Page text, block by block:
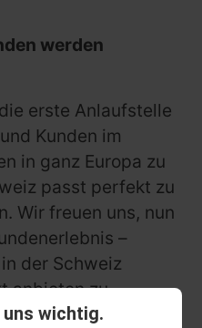
wichtig.
werden
erste Anlaufstelle
Kunden im
in ganz Europa zu
passt perfekt zu
Wir freuen uns, nun
–
der Schweiz
anbieten zu
neuen Kolleginnen